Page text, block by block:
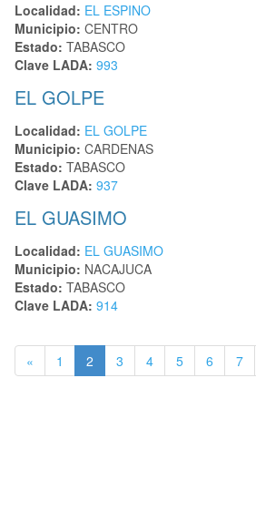
Localidad: EL ESPINO
Municipio: CENTRO
Estado: TABASCO
Clave LADA: 993
EL GOLPE
Localidad: EL GOLPE
Municipio: CARDENAS
Estado: TABASCO
Clave LADA: 937
EL GUASIMO
Localidad: EL GUASIMO
Municipio: NACAJUCA
Estado: TABASCO
Clave LADA: 914
« 1 2 3 4 5 6 7